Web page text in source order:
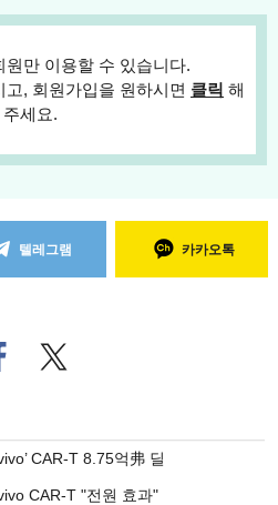
원만 이용할 수 있습니다.
고, 회원가입을 원하시면 클릭 해
주세요.
텔레그램 카카오톡
로
트위
터로
CAR-T 8.75억弗 딜
CAR-T "전원 효과"